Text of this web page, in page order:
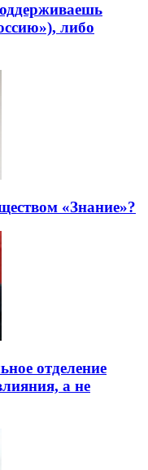
либо
«Знание»?
отделение
а не